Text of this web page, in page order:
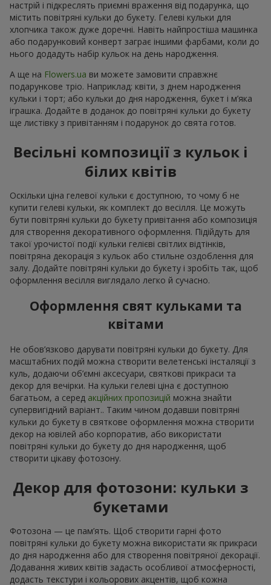
настрій і підкреслять приємні враження від подарунка, що
містить повітряні кульки до букету. Гелеві кульки для
хлопчика також дуже доречні. Навіть найпростіша машинка
або подарунковий конверт заграє іншими фарбами, коли до
нього додадуть набір кульок на день народження.
А ще на Flowers.ua ви можете замовити справжнє
подарункове тріо. Наприклад: квіти, з днем народження
кульки і торт; або кульки до дня народження, букет і м’яка
іграшка. Додайте в доданок до повітряні кульки до букету
ще листівку з привітанням і подарунок до свята готов.
Весільні композиції з кульок і
білих квітів
Оскільки ціна гелевої кульки є доступною, то чому б не
купити гелеві кульки, як комплект до весілля. Це можуть
бути повітряні кульки до букету привітання або композиція
для створення декоративного оформлення. Підійдуть для
такої урочистої події кульки гелієві світлих відтінків,
повітряна декорація з кульок або стильне оздоблення для
залу. Додайте повітряні кульки до букету і зробіть так, щоб
оформлення весілля виглядало легко й сучасно.
Оформлення свят кульками та
квітами
Не обов’язково дарувати повітряні кульки до букету. Для
масштабних подій можна створити велетенські інсталяції з
куль, додаючи об’ємні аксесуари, святкові прикраси та
декор для вечірки. На кульки гелеві ціна є доступною
багатьом, а серед акційних пропозицій можна знайти
супервигідний варіант.. Таким чином додавши повітряні
кульки до букету в святкове оформлення можна створити
декор на ювілей або корпоратив, або використати
повітряні кульки до букету до дня народження, щоб
створити цікаву фотозону.
Декор для фотозони: кульки з
букетами
Фотозона — це пам’ять. Щоб створити гарні фото
повітряні кульки до букету можна використати як прикраси
до дня народження або для створення повітряної декорації.
Додавання живих квітів задасть особливої атмосферності,
додасть текстури і кольорових акцентів, щоб кожна